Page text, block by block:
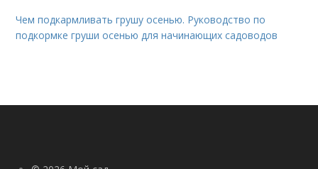
Чем подкармливать грушу осенью. Руководство по
подкормке груши осенью для начинающих садоводов